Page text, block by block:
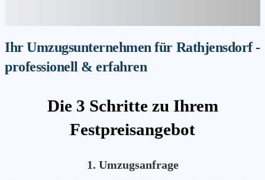
Ihr Umzugsunternehmen für Rathjensdorf -
professionell & erfahren
Die 3 Schritte zu Ihrem
Festpreisangebot
1. Umzugsanfrage